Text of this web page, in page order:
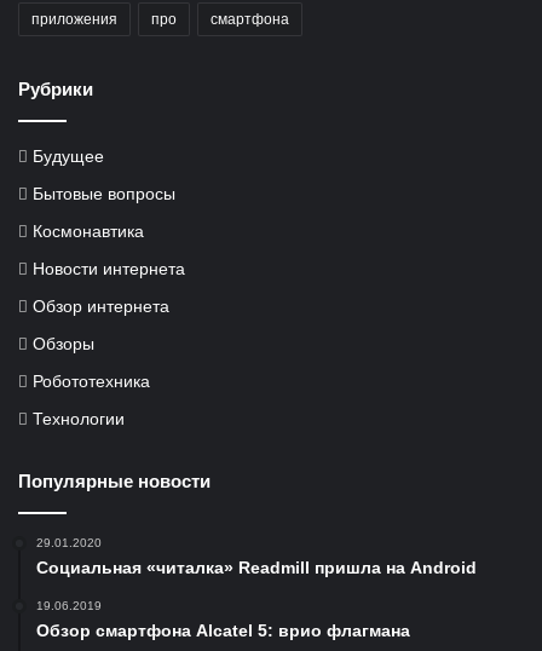
приложения про смартфона
Рубрики
Будущее
Бытовые вопросы
Космонавтика
Новости интернета
Обзор интернета
Обзоры
Робототехника
Технологии
Популярные новости
29.01.2020
Социальная «читалка» Readmill пришла на Android
19.06.2019
Обзор смартфона Alcatel 5: врио флагмана